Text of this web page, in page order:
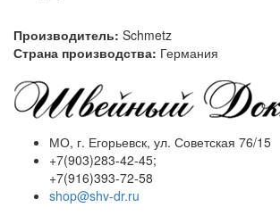
Производитель: Schmetz
Страна производства: Германия
МО, г. Егорьевск, ул. Советская 76/15
+7(903)283-42-45;
+7(916)393-72-58
shop@shv-dr.ru